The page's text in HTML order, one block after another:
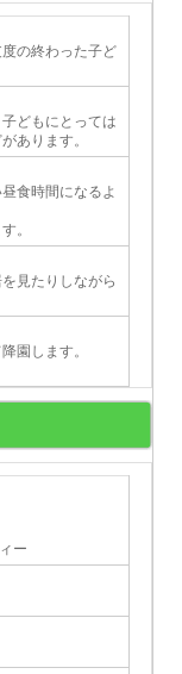
の終わった子ど
どもにとっては
あります。
食時間になるよ
。
見たりしながら
園します。
ー